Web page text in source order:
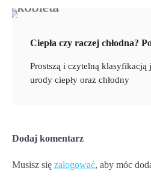
Ciepła czy raczej chłodna?
Prostszą i czytelną klasyfikacją
urody ciepły oraz chłodny
Dodaj komentarz
Musisz się zalogować, aby móc